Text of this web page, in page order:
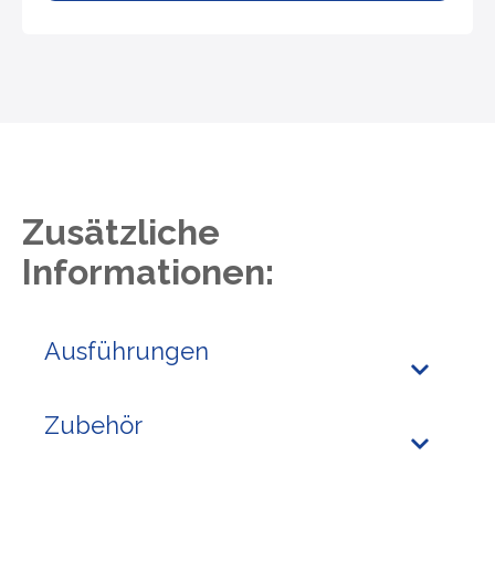
Zusätzliche
Informationen:
Ausführungen
Standard-Ausführung
Zubehör